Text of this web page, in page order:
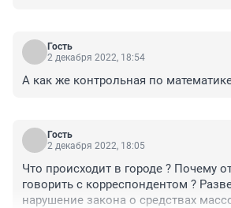
Гость
2 декабря 2022, 18:54
А как же контрольная по
Гость
2 декабря 2022, 18:05
Что происходит в городе ? Почему
говорить с корреспондентом ?
нарушение закона о средствах